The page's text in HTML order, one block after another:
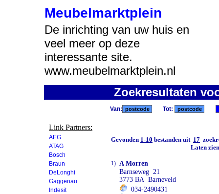
Meubelmarktplein
De inrichting van uw huis en
veel meer op deze
interessante site.
www.meubelmarktplein.nl
Zoekresultaten
Link Partners:
AEG
ATAG
Bosch
Braun
DeLonghi
Gaggenau
Indesit
Van: Tot:
Gevonden 1-10 bestanden uit 17
Laten
1) A Morren
Barnseweg 21
3773 BA Barneveld
034-2490431